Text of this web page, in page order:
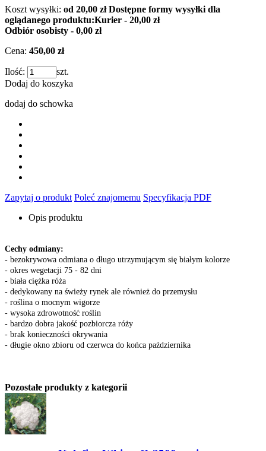
Koszt wysyłki: od 20,00 złDostępne formy wysyłki dla
oglądanego produktu:Kurier - 20,00 zł
Odbiór osobisty - 0,00 zł
Cena: 450,00 zł
Ilość:
szt.
Dodaj do koszyka
dodaj do schowka
Zapytaj o produkt Poleć znajomemu Specyfikacja PDF
Opis produktu
Cechy odmiany:
- bezokrywowa odmiana o długo utrzymującym się białym kolorze
- okres wegetacji 75 - 82 dni
- biała ciężka róża
- dedykowany na świeży rynek ale również do przemysłu
- roślina o mocnym wigorze
- wysoka zdrowotność roślin
- bardzo dobra jakość pozbiorcza róży
- brak konieczności okrywania
- długie okno zbioru od czerwca do końca października
Pozostałe produkty z kategorii